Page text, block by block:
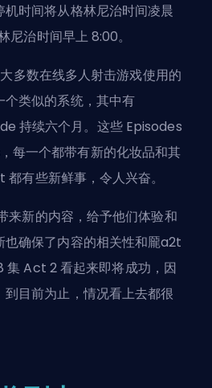
时间将从格林尼治时间凌晨
尼治时间早上 8:00。
多数在线多人射击游戏使用的
类似的系统，其中有
持续六个月。这些 Episodes
每一个都带有新的化妆品和其
有些新鲜事，令人兴奋。
来新的内容，给予他们体验和
也确保了内容的相关性和龎a2t
集 Act 2 看起来即将成功，因
目前为止，情况看上去都很